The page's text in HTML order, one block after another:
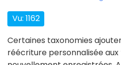
Vu: 1162
Certaines taxonomies
réécriture personnalisée